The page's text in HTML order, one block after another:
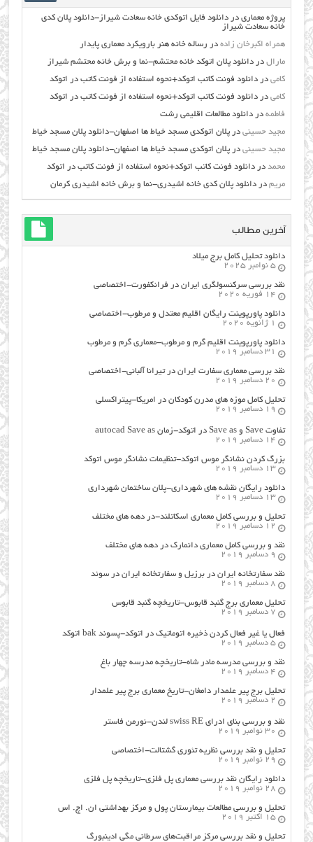
پروژه معماری دردانلود فایل اتوکدی خانه سعادت شیراز-دانلود پلان کدی
خانه سعادت شیراز
همراه اکبرخان زاده در رساله خانه هنر بارویکرد معماری پایدار
مارال دردانلود پلان اتوکد خانه محتشم-نما و برش خانه محتشم شیراز
کامی دردانلود فونت کاتب اتوکد+نحوه استفاده از فونت کاتب در اتوکد
کامی دردانلود فونت کاتب اتوکد+نحوه استفاده از فونت کاتب در اتوکد
فاطمه دردانلود مطالعات اقليمي رشت
مجید حسینی درپلان اتوکدی مسجد خیاط ها اصفهان-دانلود پلان مسجد خیاط
مجید حسینی درپلان اتوکدی مسجد خیاط ها اصفهان-دانلود پلان مسجد خیاط
محمد دردانلود فونت کاتب اتوکد+نحوه استفاده از فونت کاتب در اتوکد
مریم دردانلود پلان کدی خانه اشیدری-نما و برش خانه اشیدری کرمان
آخرین مطالب
دانلود تحلیل کامل برج میلاد
5 نوامبر 2025
نقد بررسی سرکنسولگری ایران در فرانکفورت-اختصاصی
14 فوریه 2020
دانلود پاورپوینت رایگان اقلیم معتدل و مرطوب-اختصاصی
1 ژانویه 2020
دانلود پاورپوینت اقلیم گرم و مرطوب-معماری گرم و مرطوب
31 دسامبر 2019
نقد بررسی معماری سفارت ایران در تیرانا آلبانی-اختصاصی
20 دسامبر 2019
تحلیل کامل موزه های مدرن کودکان در امریکا-پیتراکسلی
19 دسامبر 2019
تفاوت Save و Save as در اتوکد-زمان autocad Save as
14 دسامبر 2019
بزرگ کردن نشانگر موس اتوکد-تنظیمات نشانگر موس اتوکد
13 دسامبر 2019
دانلود رایگان نقشه های شهرداری-پلان ساختمان شهرداری
13 دسامبر 2019
تحلیل و بررسی کامل معماری اسکاتلند-در دهه های مختلف
12 دسامبر 2019
نقد و بررسی کامل معماری دانمارک در دهه های مختلف
9 دسامبر 2019
نقد سفارتخانه ایران در برزیل و سفارتخانه ایران در سوئد
8 دسامبر 2019
تحلیل معماری برج گنبد قابوس-تاریخچه گنبد قابوس
7 دسامبر 2019
فعال یا غیر فعال کردن ذخیره اتوماتیک در اتوکد-پسوند bak اتوکد
5 دسامبر 2019
نقد و بررسی مدرسه مادر شاه-تاریخچه مدرسه چهار باغ
4 دسامبر 2019
تحلیل برج پیر علمدار دامغان-تاریخ معماری برج پیر علمدار
2 دسامبر 2019
نقد و بررسی بنای ادرای swiss RE لندن-نورمن فاستر
30 نوامبر 2019
تحلیل و نقد بررسی نظریه تئوری گشتالت-اختصاصی
29 نوامبر 2019
دانلود رایگان نقد بررسی معماری پل فلزی-تاریخچه پل فلزی
28 نوامبر 2019
تحلیل و بررسی مطالعات بیمارستان پول و مرکز بهداشتی ان. اچ. اس
15 اکتبر 2019
تحلیل و نقد بررسی مرکز مراقبت‌های سرطانی مگی ادینبورگ